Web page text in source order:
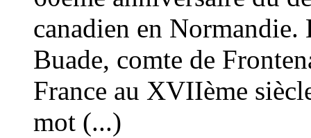
canadien en
Buade, comte de
France au XVIIème
mot (...)